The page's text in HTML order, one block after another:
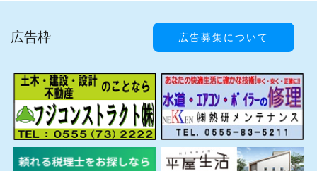
広告枠 広告募集について